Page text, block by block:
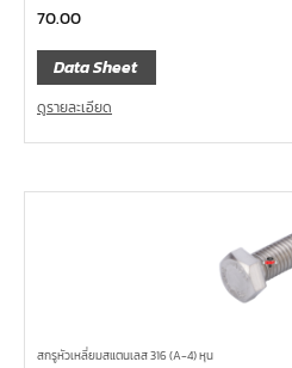
70.00
Data Sheet
ดูรายละเอียด
สกรูหัวเหลี่ยมสแตนเลส 316 (A-4) หุน